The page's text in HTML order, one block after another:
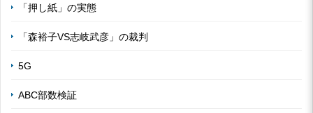
「押し紙」の実態
「森裕子VS志岐武彦」の裁判
5G
ABC部数検証